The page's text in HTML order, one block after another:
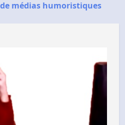
médias humoristiques